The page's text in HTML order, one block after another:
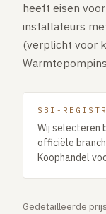
heeft eisen
installateurs
(verplicht voor
SBI-
Wij selecteren
officiële
Koophandel
Gedetailleerde